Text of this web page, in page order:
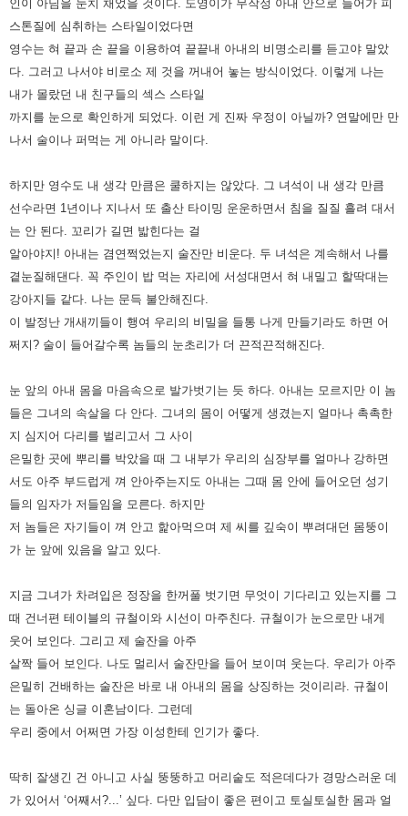
인이 아님을 눈치 채었을 것이다. 도영이가 무작정 아내 안으로 들어가 피
스톤질에 심취하는 스타일이었다면
영수는 혀 끝과 손 끝을 이용하여 끝끝내 아내의 비명소리를 듣고야 말았
다. 그러고 나서야 비로소 제 것을 꺼내어 놓는 방식이었다. 이렇게 나는
내가 몰랐던 내 친구들의 섹스 스타일
까지를 눈으로 확인하게 되었다. 이런 게 진짜 우정이 아닐까? 연말에만 만
나서 술이나 퍼먹는 게 아니라 말이다.
하지만 영수도 내 생각 만큼은 쿨하지는 않았다. 그 녀석이 내 생각 만큼
선수라면 1년이나 지나서 또 출산 타이밍 운운하면서 침을 질질 흘려 대서
는 안 된다. 꼬리가 길면 밟힌다는 걸
알아야지! 아내는 겸연쩍었는지 술잔만 비운다. 두 녀석은 계속해서 나를
곁눈질해댄다. 꼭 주인이 밥 먹는 자리에 서성대면서 혀 내밀고 할딱대는
강아지들 같다. 나는 문득 불안해진다.
이 발정난 개새끼들이 행여 우리의 비밀을 들통 나게 만들기라도 하면 어
쩌지? 술이 들어갈수록 놈들의 눈초리가 더 끈적끈적해진다.
눈 앞의 아내 몸을 마음속으로 발가벗기는 듯 하다. 아내는 모르지만 이 놈
들은 그녀의 속살을 다 안다. 그녀의 몸이 어떻게 생겼는지 얼마나 촉촉한
지 심지어 다리를 벌리고서 그 사이
은밀한 곳에 뿌리를 박았을 때 그 내부가 우리의 심장부를 얼마나 강하면
서도 아주 부드럽게 껴 안아주는지도 아내는 그때 몸 안에 들어오던 성기
들의 임자가 저들임을 모른다. 하지만
저 놈들은 자기들이 껴 안고 핥아먹으며 제 씨를 깊숙이 뿌려대던 몸뚱이
가 눈 앞에 있음을 알고 있다.
지금 그녀가 차려입은 정장을 한꺼풀 벗기면 무엇이 기다리고 있는지를 그
때 건너편 테이블의 규철이와 시선이 마주친다. 규철이가 눈으로만 내게
웃어 보인다. 그리고 제 술잔을 아주
살짝 들어 보인다. 나도 멀리서 술잔만을 들어 보이며 웃는다. 우리가 아주
은밀히 건배하는 술잔은 바로 내 아내의 몸을 상징하는 것이리라. 규철이
는 돌아온 싱글 이혼남이다. 그런데
우리 중에서 어쩌면 가장 이성한테 인기가 좋다.
딱히 잘생긴 건 아니고 사실 뚱뚱하고 머리숱도 적은데다가 경망스러운 데
가 있어서 ‘어째서?...’ 싶다. 다만 입담이 좋은 편이고 토실토실한 몸과 얼